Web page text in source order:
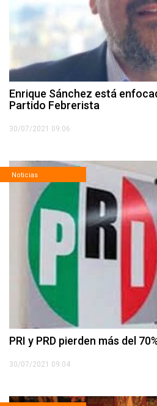
Enrique Sánchez está
Partido Febrerista
30/07/2021 09:06
Noticias
PRI y PRD pierden más del
30/07/2021 09:04